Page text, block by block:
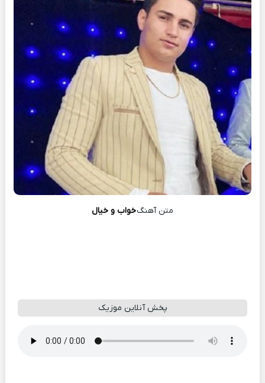
متن آهنگخواب و خیال
پخش آنلاین موزیک